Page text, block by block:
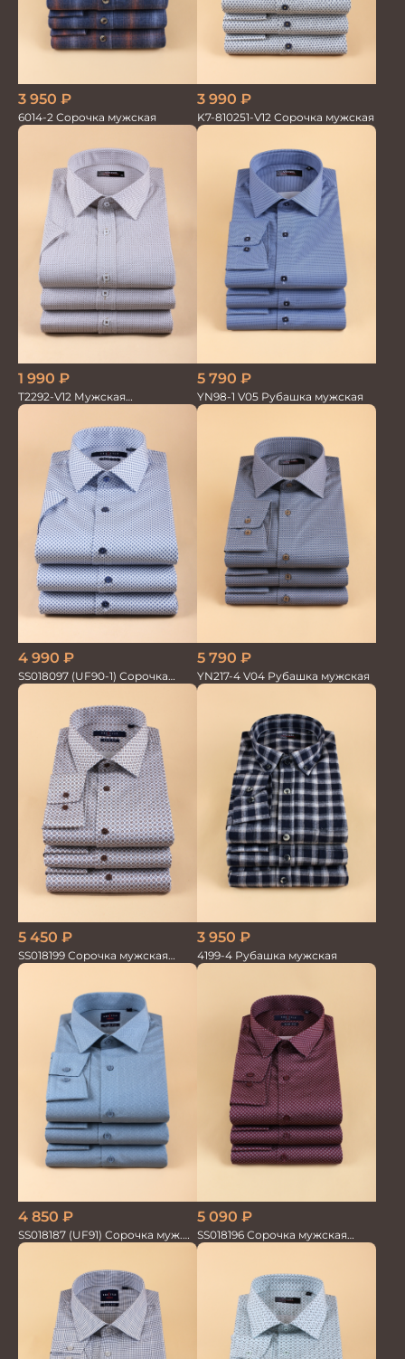
3 950 ₽
6014-2 Сорочка мужская
3 990 ₽
K7-810251-V12 Сорочка мужская
1 990 ₽
T2292-V12 Мужская
текстильная рубашка /
5 790 ₽
YN98-1 V05 Рубашка мужская
4 990 ₽
SS018097 (UF90-1) Сорочка
мужская GROSTYLE PRIME
5 790 ₽
YN217-4 V04 Рубашка мужская
5 450 ₽
SS018199 Сорочка мужская
GROSTYLE PRIME
3 950 ₽
4199-4 Рубашка мужская
4 850 ₽
SS018187 (UF91) Сорочка муж.
GROSTYLE TRENDY
5 090 ₽
SS018196 Сорочка мужская
GROSTYLE PRIME